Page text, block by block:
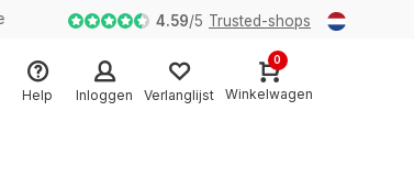
4.59/5 Trusted-shops
Help Inloggen Verlanglijst
0
Winkelwagen